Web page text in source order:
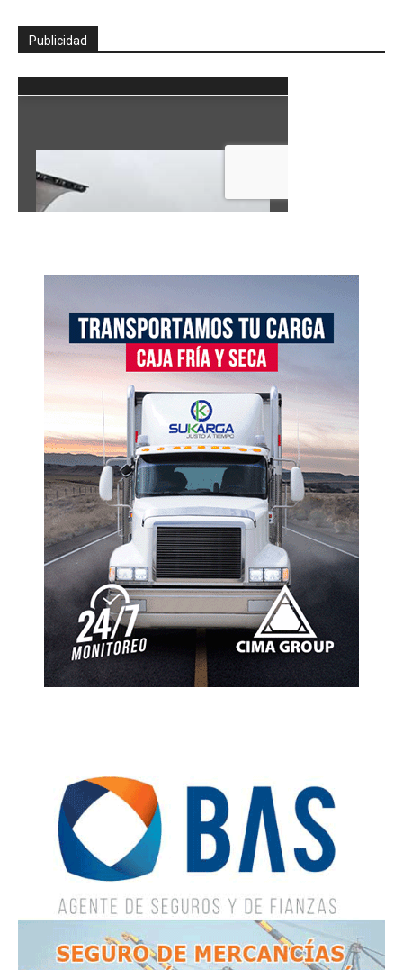
Publicidad